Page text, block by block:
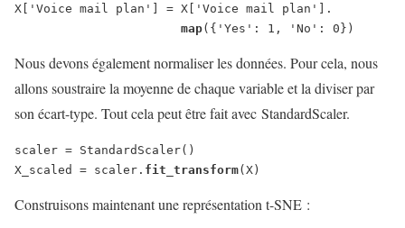
X['Voice mail plan'] = X['Voice mail plan'].
map({'Yes': 1, 'No': 0})
Nous devons également normaliser les données. Pour cela, nous
allons soustraire la moyenne de chaque variable et la diviser par
son écart-type. Tout cela peut être fait avec StandardScaler.
scaler = StandardScaler()
X_scaled = scaler. fit_transform(X)
Construisons maintenant une représentation t-SNE :